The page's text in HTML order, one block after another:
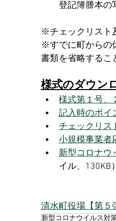
登記簿謄本の写
※チェックリスト
※すでに町からの
書類を省略するこ
様式のダウン
様式第１号、
記入時のポイ
チェックリス
小規模事業者
新型コロナウ
イル、130KB）
清水町役場【第５
新型コロナウイルス対